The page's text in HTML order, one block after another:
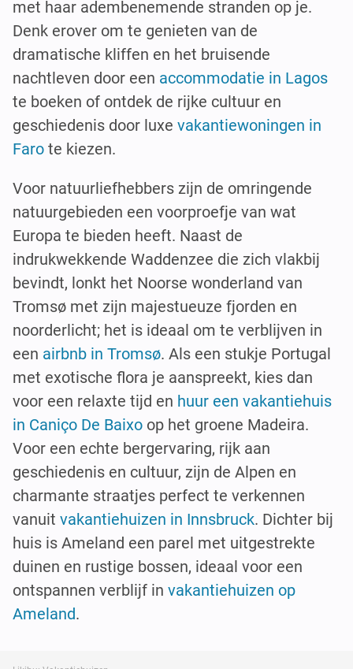
met haar adembenemende stranden op je.
Denk erover om te genieten van de
dramatische kliffen en het bruisende
nachtleven door een accommodatie in Lagos
te boeken of ontdek de rijke cultuur en
geschiedenis door luxe vakantiewoningen in
Faro te kiezen.
Voor natuurliefhebbers zijn de omringende
natuurgebieden een voorproefje van wat
Europa te bieden heeft. Naast de
indrukwekkende Waddenzee die zich vlakbij
bevindt, lonkt het Noorse wonderland van
Tromsø met zijn majestueuze fjorden en
noorderlicht; het is ideaal om te verblijven in
een airbnb in Tromsø. Als een stukje Portugal
met exotische flora je aanspreekt, kies dan
voor een relaxte tijd en huur een vakantiehuis
in Caniço De Baixo op het groene Madeira.
Voor een echte bergervaring, rijk aan
geschiedenis en cultuur, zijn de Alpen en
charmante straatjes perfect te verkennen
vanuit vakantiehuizen in Innsbruck. Dichter bij
huis is Ameland een parel met uitgestrekte
duinen en rustige bossen, ideaal voor een
ontspannen verblijf in vakantiehuizen op
Ameland.